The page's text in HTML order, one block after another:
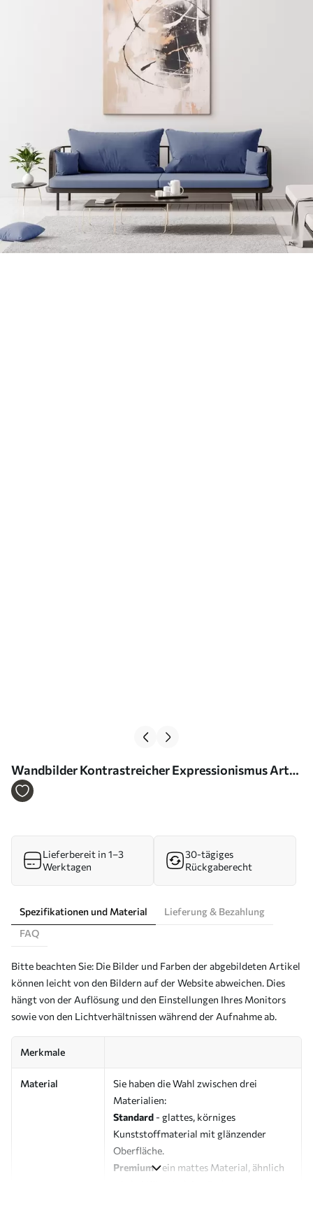
Wandbilder Kontrastreicher Expressionismus Art.
s46557
Lieferbereit in 1–3
Werktagen
30-tägiges
Rückgaberecht
Spezifikationen und Material
Lieferung & Bezahlung
FAQ
Bitte beachten Sie: Die Bilder und Farben der abgebildeten Artikel
können leicht von den Bildern auf der Website abweichen. Dies
hängt von der Auflösung und den Einstellungen Ihres Monitors
sowie von den Lichtverhältnissen während der Aufnahme ab.
Merkmale
Material
Sie haben die Wahl zwischen drei
Materialien:
Standard - glattes, körniges
Kunststoffmaterial mit glänzender
Oberfläche.
Premium- ein mattes Material, ähnlich